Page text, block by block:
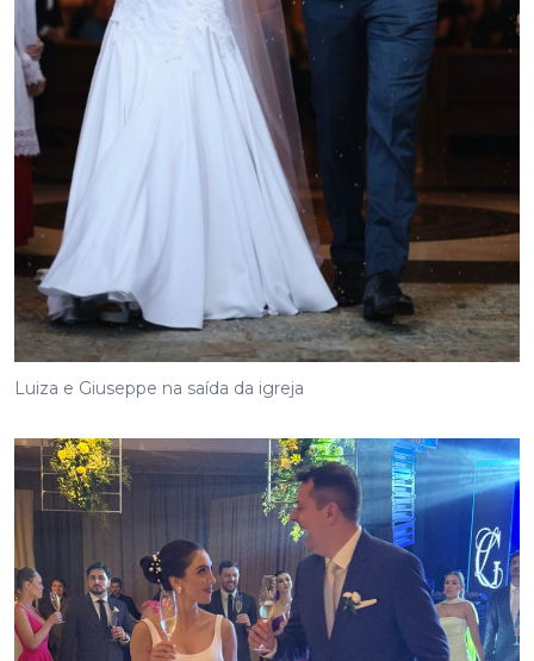
Luiza e Giuseppe na saída da igreja